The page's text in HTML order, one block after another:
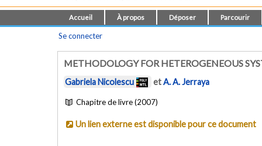
Accueil À propos Déposer Parcourir
Se connecter
METHODOLOGY FOR HETEROGENEOUS
Gabriela Nicolescu etA. A. Jerraya
Chapitre de livre (2007)
Un lien externe est disponible pour ce document